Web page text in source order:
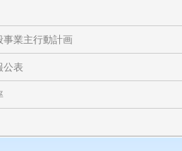
事業主行動計画
公表